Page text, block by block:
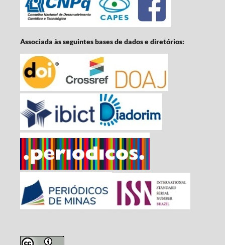
Associada às seguintes bases de dados e diretórios: